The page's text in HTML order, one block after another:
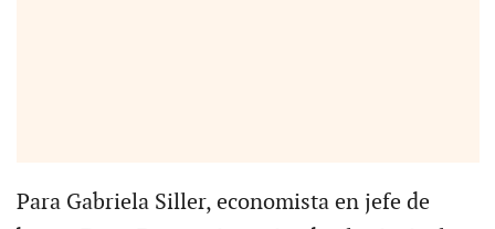
Para Gabriela Siller, economista en jefe de